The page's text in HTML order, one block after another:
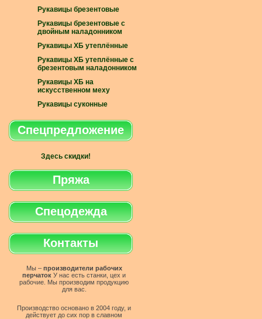
Рукавицы брезентовые
Рукавицы брезентовые с
двойным наладонником
Рукавицы ХБ утеплённые
Рукавицы ХБ утеплённые с
брезентовым наладонником
Рукавицы ХБ на
искусственном меху
Рукавицы суконные
Спецпредложение
Здесь скидки!
Пряжа
Спецодежда
Контакты
Мы – производители рабочих
перчаток У нас есть станки, цех и
рабочие. Мы производим продукцию
для вас.
Производство основано в 2004 году, и
действует до сих пор в славном